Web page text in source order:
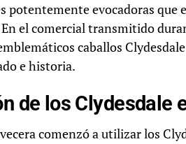
potentemente evocadoras que
el comercial transmitido
caballos
e historia.
de los Clydesdale
comenzó a utilizar los